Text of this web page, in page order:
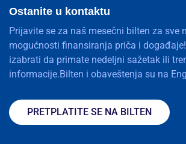
Ostanite u kontaktu
Prijavite se za naš mesečni bilten za sve
mogućnosti finansiranja priča i
izabrati da primate nedeljni sažetak ili
informacije.Bilten i obaveštenja su na
PRETPLATITE SE NA BILTEN